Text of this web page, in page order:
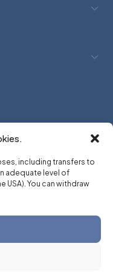
including transfers to
adequate level of
USA). You can withdraw
dream. We